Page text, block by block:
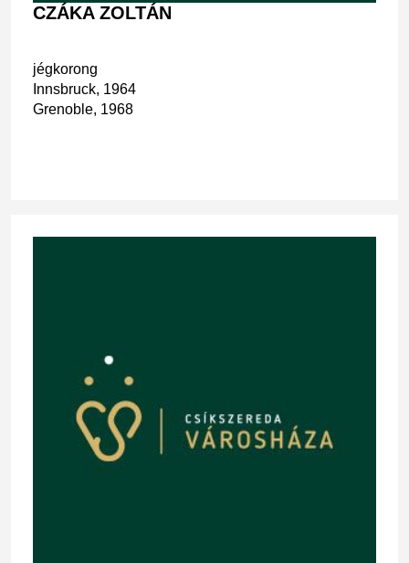
CZÁKA ZOLTÁN
jégkorong
Innsbruck, 1964
Grenoble, 1968